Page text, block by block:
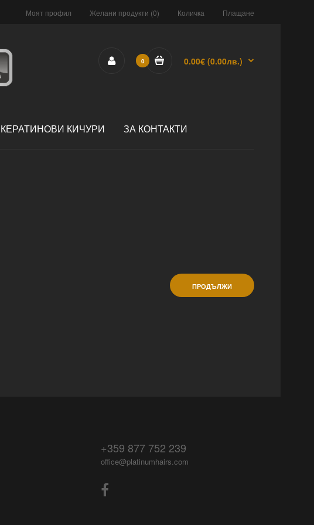
Моят профил Желани продукти (0) Количка Плащане
0 0.00€ (0.00лв.)
КЕРАТИНОВИ КИЧУРИ ЗА КОНТАКТИ
ПРОДЪЛЖИ
+359 877 752 239
office@platinumhairs.com